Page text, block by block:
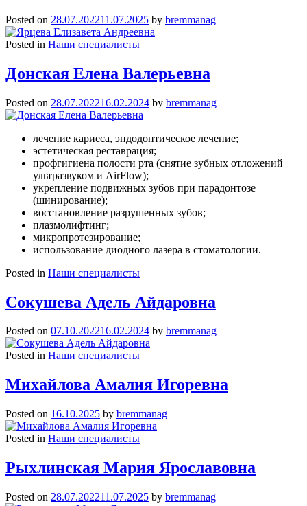
Posted on 28.07.202211.07.2025 by bremmanag
Posted in Наши специалисты
Донская Елена Валерьевна
Posted on 28.07.202216.02.2024 by bremmanag
лечение кариеса, эндодонтическое лечение;
эстетическая реставрация;
профгигиена полости рта (снятие зубных отложений
ультразвуком и AirFlow);
укрепление подвижных зубов при парадонтозе
(шинирование);
восстановление разрушенных зубов;
плазмолифтинг;
микропротезирование;
использование диодного лазера в стоматологии.
Posted in Наши специалисты
Сокушева Адель Айдаровна
Posted on 07.10.202216.02.2024 by bremmanag
Posted in Наши специалисты
Михайлова Амалия Игоревна
Posted on 16.10.2025 by bremmanag
Posted in Наши специалисты
Рыхлинская Мария Ярославовна
Posted on 28.07.202211.07.2025 by bremmanag